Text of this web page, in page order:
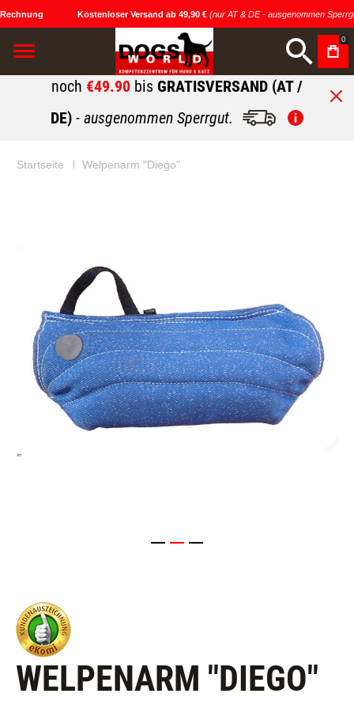
Kostenloser Versand ab 49,90 €(nur AT & DE - ausgenommen
0
noch €49.90 bis GRATISVERSAND (AT /
DE) - ausgenommen Sperrgut.
Startseite Welpenarm "Diego"
WELPENARM "DIEGO"